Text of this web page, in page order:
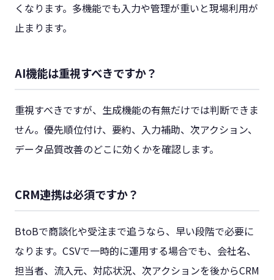
くなります。多機能でも入力や管理が重いと現場利用が
止まります。
AI機能は重視すべきですか？
重視すべきですが、生成機能の有無だけでは判断できま
せん。優先順位付け、要約、入力補助、次アクション、
データ品質改善のどこに効くかを確認します。
CRM連携は必須ですか？
BtoBで商談化や受注まで追うなら、早い段階で必要に
なります。CSVで一時的に運用する場合でも、会社名、
担当者、流入元、対応状況、次アクションを後からCRM